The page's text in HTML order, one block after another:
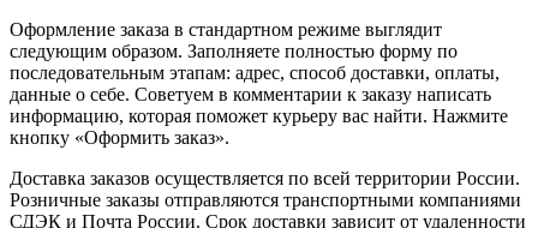
Оформление заказа в стандартном режиме выглядит
следующим образом. Заполняете полностью форму по
последовательным этапам: адрес, способ доставки, оплаты,
данные о себе. Советуем в комментарии к заказу написать
информацию, которая поможет курьеру вас найти. Нажмите
кнопку «Оформить заказ».
Доставка заказов осуществляется по всей территории России.
Розничные заказы отправляются транспортными компаниями
СДЭК и Почта России. Срок доставки зависит от удаленности